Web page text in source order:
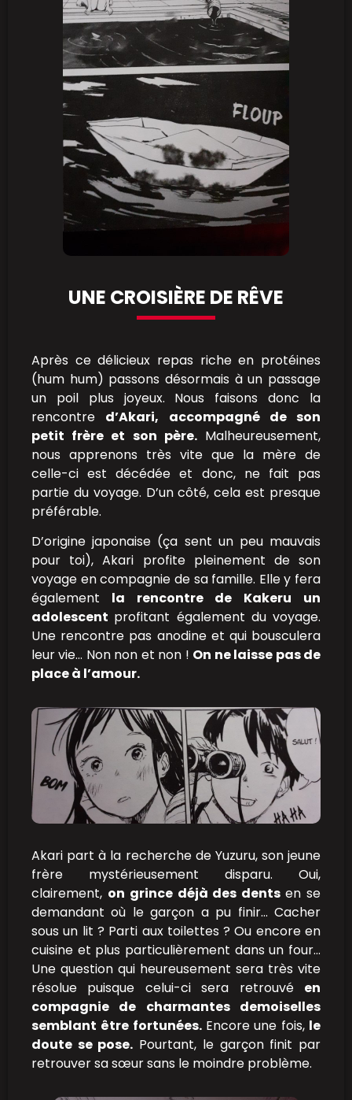
UNE CROISIÈRE DE RÊVE
Après ce délicieux repas riche en protéines
(hum hum) passons désormais à un passage
un poil plus joyeux. Nous faisons donc la
rencontre d’Akari, accompagné de son
petit frère et son père.Malheureusement,
nous apprenons très vite que la mère de
celle-ci est décédée et donc, ne fait pas
partie du voyage. D’un côté, cela est presque
préférable.
D’origine japonaise (ça sent un peu mauvais
pour toi), Akari profite pleinement de son
voyage en compagnie de sa famille. Elle y fera
également la rencontre de Kakeru un
adolescent profitant également du voyage.
Une rencontre pas anodine et qui bousculera
leur vie… Non non et non ! On ne laisse pas de
place à l’amour.
Akari part à la recherche de Yuzuru, son jeune
frère mystérieusement disparu. Oui,
clairement, on grince déjà des dentsen se
demandant où le garçon a pu finir… Cacher
sous un lit ? Parti aux toilettes ? Ou encore en
cuisine et plus particulièrement dans un four…
Une question qui heureusement sera très vite
résolue puisque celui-ci sera retrouvé en
compagnie de charmantes demoiselles
semblant être fortunées. Encore une fois, le
doute se pose. Pourtant, le garçon finit par
retrouver sa sœur sans le moindre problème.